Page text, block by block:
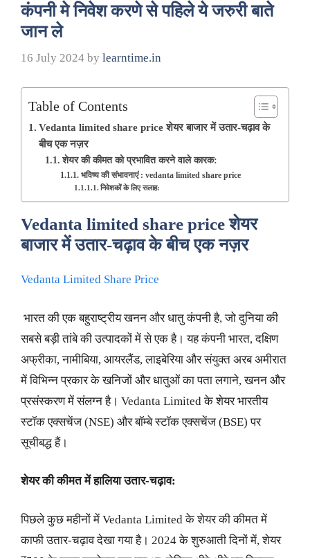
कंपनी मे निवेश करणे से पहिले ये जरुरी बाते
जान ले
16 July 2024 by learntime.in
Table of Contents
Vedanta limited share price शेयर बाजार में उतार-चढ़ाव के
बीच एक नज़र
शेयर की कीमत को प्रभावित करने वाले कारक:
भविष्य की संभावनाएं : vedanta limited share price
निवेशकों के लिए सलाह:
Vedanta limited share priceशेयर
बाजार में उतार-चढ़ाव के बीच एक नज़र
Vedanta Limited Share Price
भारत की एक बहुराष्ट्रीय खनन और धातु कंपनी है, जो दुनिया की
सबसे बड़ी तांबे की उत्पादकों में से एक है। यह कंपनी भारत, दक्षिण
अफ्रीका, नामीबिया, आयरलैंड, लाइबेरिया और संयुक्त अरब अमीरात
में विभिन्न प्रकार के खनिजों और धातुओं का पता लगाने, खनन और
प्रसंस्करण में संलग्न है। Vedanta Limited के शेयर भारतीय
स्टॉक एक्सचेंज (NSE) और बॉम्बे स्टॉक एक्सचेंज (BSE) पर
सूचीबद्ध हैं।
शेयर की कीमत में हालिया उतार-चढ़ाव:
पिछले कुछ महीनों में Vedanta Limited के शेयर की कीमत में
काफी उतार-चढ़ाव देखा गया है। 2024 के शुरुआती दिनों में, शेयर